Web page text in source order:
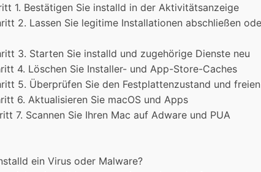
1. Bestätigen Sie installd in der Aktivitätsanzeige
2. Lassen Sie legitime Installationen abschließen
3. Starten Sie installd und zugehörige Dienste neu
4. Löschen Sie Installer- und App-Store-Caches
5. Überprüfen Sie den Festplattenzustand und
6. Aktualisieren Sie macOS und Apps
7. Scannen Sie Ihren Mac auf Adware und PUA
ein Virus oder Malware?